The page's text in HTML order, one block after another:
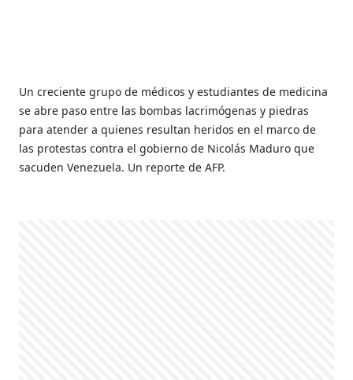
Un creciente grupo de médicos y estudiantes de medicina
se abre paso entre las bombas lacrimógenas y piedras
para atender a quienes resultan heridos en el marco de
las protestas contra el gobierno de Nicolás Maduro que
sacuden Venezuela. Un reporte de AFP.